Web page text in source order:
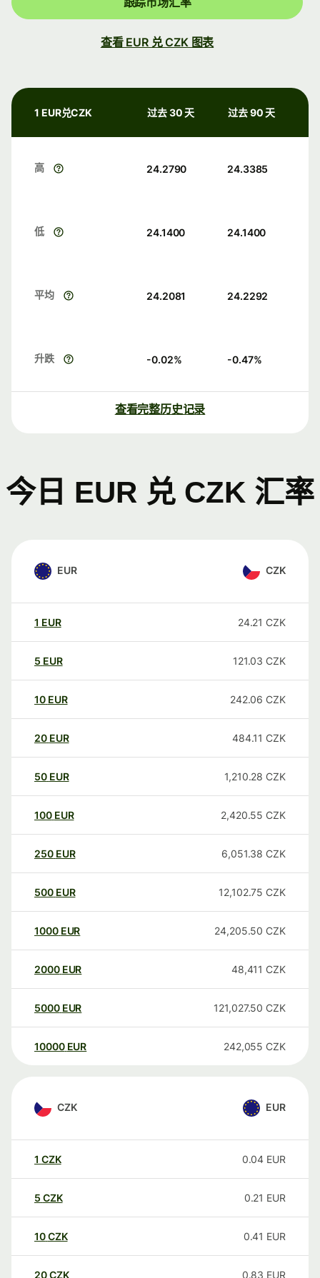
查看 EUR 兑 CZK 图表
1 EUR兑CZK 过去 30 天 过去 90 天
高 24.2790 24.3385
低 24.1400 24.1400
平均 24.2081 24.2292
升跌 -0.02% -0.47%
查看完整历史记录
今日 EUR 兑 CZK 汇率
EUR CZK
1 EUR 24.21 CZK
5 EUR 121.03 CZK
10 EUR 242.06 CZK
20 EUR 484.11 CZK
50 EUR 1,210.28 CZK
100 EUR 2,420.55 CZK
250 EUR 6,051.38 CZK
500 EUR 12,102.75 CZK
1000 EUR 24,205.50 CZK
2000 EUR 48,411 CZK
5000 EUR 121,027.50 CZK
10000 EUR 242,055 CZK
CZK EUR
1 CZK 0.04 EUR
5 CZK 0.21 EUR
10CZK 0.41 EUR
20CZK 0.83 EUR